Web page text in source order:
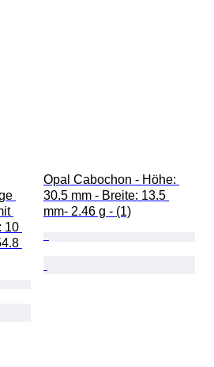
10
Opal Cabochon - Höhe:
30.5 mm - Breite: 13.5
mm- 2.46 g - (1)